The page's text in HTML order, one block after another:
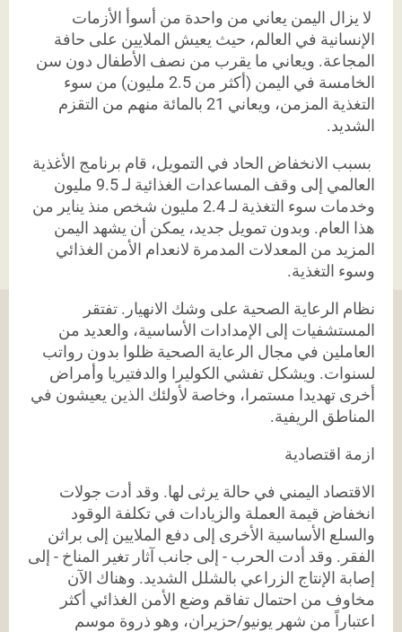
لا يزال اليمن يعاني من واحدة من أسوأ الأزمات
الإنسانية في العالم، حيث يعيش الملايين على حافة
المجاعة. ويعاني ما يقرب من نصف الأطفال دون سن
الخامسة في اليمن (أكثر من 2.5 مليون) من سوء
التغذية المزمن، ويعاني 21 بالمائة منهم من التقزم
الشديد.
بسبب الانخفاض الحاد في التمويل، قام برنامج الأغذية
العالمي إلى وقف المساعدات الغذائية لـ 9.5 مليون
وخدمات سوء التغذية لـ 2.4 مليون شخص منذ يناير من
هذا العام. وبدون تمويل جديد، يمكن أن يشهد اليمن
المزيد من المعدلات المدمرة لانعدام الأمن الغذائي
وسوء التغذية.
نظام الرعاية الصحية على وشك الانهيار. تفتقر
المستشفيات إلى الإمدادات الأساسية، والعديد من
العاملين في مجال الرعاية الصحية ظلوا بدون رواتب
لسنوات. ويشكل تفشي الكوليرا والدفتيريا وأمراض
أخرى تهديدا مستمرا، وخاصة لأولئك الذين يعيشون في
المناطق الريفية.
ازمة اقتصادية
الاقتصاد اليمني في حالة يرثى لها. وقد أدت جولات
انخفاض قيمة العملة والزيادات في تكلفة الوقود
والسلع الأساسية الأخرى إلى دفع الملايين إلى براثن
الفقر. وقد أدت الحرب - إلى جانب آثار تغير المناخ - إلى
إصابة الإنتاج الزراعي بالشلل الشديد. وهناك الآن
مخاوف من احتمال تفاقم وضع الأمن الغذائي أكثر
اعتباراً من شهر يونيو/حزيران، وهو ذروة موسم